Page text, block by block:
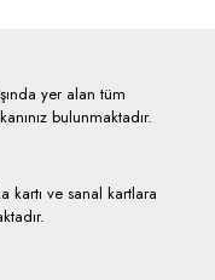
yer alan tüm
bulunmaktadır.
kartı ve sanal kartlara